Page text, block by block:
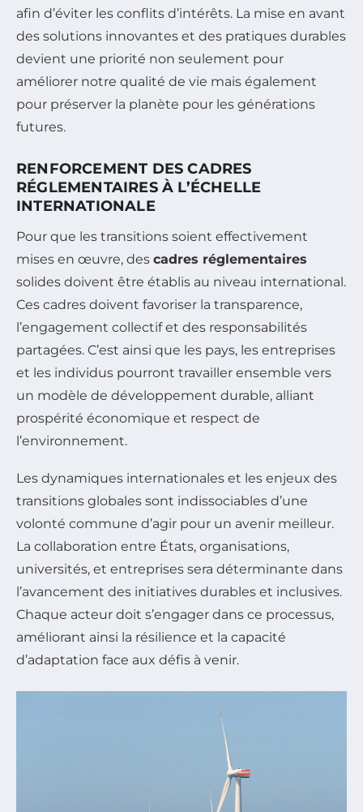
afin d’éviter les conflits d’intérêts. La mise en avant
des solutions innovantes et des pratiques durables
devient une priorité non seulement pour
améliorer notre qualité de vie mais également
pour préserver la planète pour les générations
futures.
RENFORCEMENT DES CADRES
RÉGLEMENTAIRES À L’ÉCHELLE
INTERNATIONALE
Pour que les transitions soient effectivement
mises en œuvre, des cadres réglementaires
solides doivent être établis au niveau international.
Ces cadres doivent favoriser la transparence,
l’engagement collectif et des responsabilités
partagées. C’est ainsi que les pays, les entreprises
et les individus pourront travailler ensemble vers
un modèle de développement durable, alliant
prospérité économique et respect de
l’environnement.
Les dynamiques internationales et les enjeux des
transitions globales sont indissociables d’une
volonté commune d’agir pour un avenir meilleur.
La collaboration entre États, organisations,
universités, et entreprises sera déterminante dans
l’avancement des initiatives durables et inclusives.
Chaque acteur doit s’engager dans ce processus,
améliorant ainsi la résilience et la capacité
d’adaptation face aux défis à venir.